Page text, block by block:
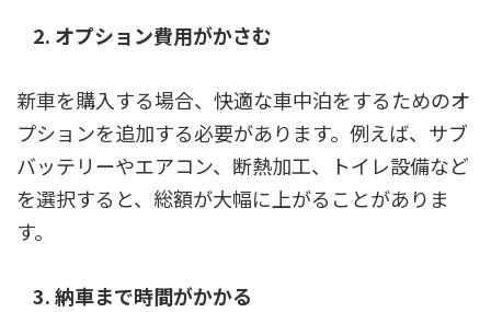
2. オプション費用がかさむ
新車を購入する場合、快適な車中泊をするためのオ
プションを追加する必要があります。例えば、サブ
バッテリーやエアコン、断熱加工、トイレ設備など
を選択すると、総額が大幅に上がることがありま
す。
3. 納車まで時間がかかる